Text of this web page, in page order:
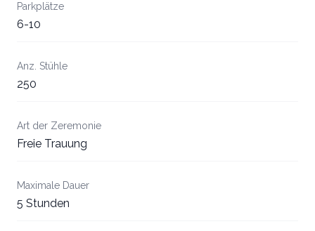
Parkplätze
6-10
Anz. Stühle
250
Art der Zeremonie
Freie Trauung
Maximale Dauer
5 Stunden